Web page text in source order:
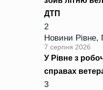
ДТП
2
Новини Рівне,
7 серпня 2026
У Рівне з
справах
3